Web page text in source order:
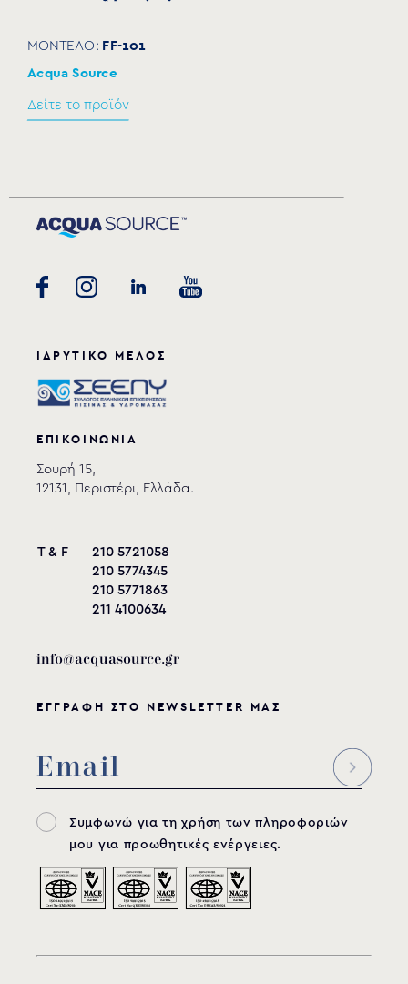
ΜΟΝΤΕΛΟ: FF-101
Acqua Source
Δείτε το προϊόν
ΙΔΡΥΤΙΚΟ ΜΕΛΟΣ
ΕΠΙΚΟΙΝΩΝΙΑ
Σουρή 15,
12131, Περιστέρι, Ελλάδα.
T & F
210 5721058
210 5774345
210 5771863
211 4100634
info@acquasource.gr
ΕΓΓΡΑΦΗ ΣΤΟ NEWSLETTER ΜΑΣ
Συμφωνώ για τη χρήση των πληροφοριών
μου για προωθητικές ενέργειες.